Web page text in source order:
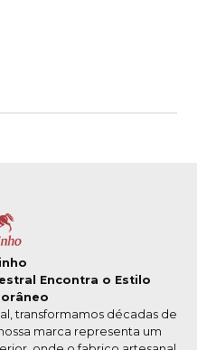
Encontra o Estilo
transformamos décadas de
marca representa um